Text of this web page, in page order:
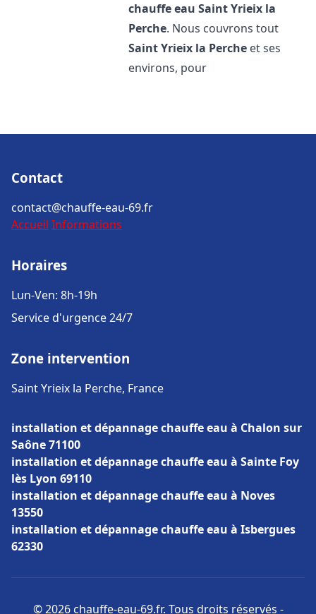
chauffe eau Saint Yrieix la
Perche. Nous couvrons tout
Saint Yrieix la Perche et ses
environs, pour
Contact
contact@chauffe-eau-69.fr
Accueil Informations
Horaires
Lun-Ven: 8h-19h
Service d'urgence 24/7
Zone intervention
Saint Yrieix la Perche, France
installation et dépannage chauffe eau à Chalon sur
Saône 71100
installation et dépannage chauffe eau à Sainte Foy
lès Lyon 69110
installation et dépannage chauffe eau à Noves
13550
installation et dépannage chauffe eau à Isbergues
62330
© 2026 chauffe-eau-69.fr. Tous droits réservés -